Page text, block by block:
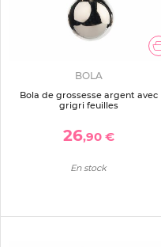
BOLA
Bola de grossesse argent avec
grigri feuilles
26,90 €
En stock